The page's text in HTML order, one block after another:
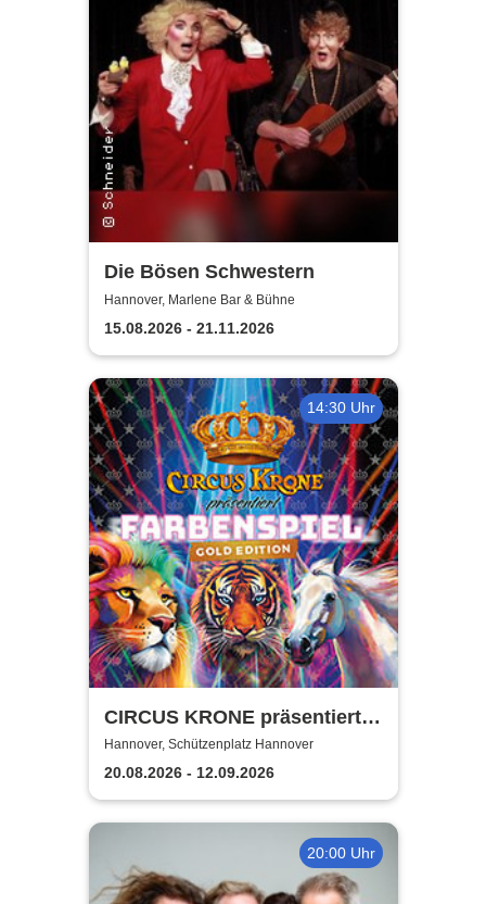
Die Bösen Schwestern
Hannover, Marlene Bar & Bühne
15.08.2026 - 21.11.2026
14:30 Uhr
CIRCUS KRONE präsentiert
FARBENSPIEL - Gold Edition
| Hannover
Hannover, Schützenplatz Hannover
20.08.2026 - 12.09.2026
20:00 Uhr